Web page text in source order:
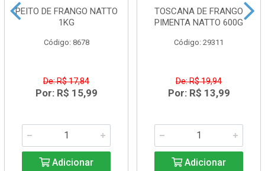
PEITO DE FRANGO NATTO
1KG
Código: 8678
De: R$ 17,84
Por: R$ 15,99
Adicionar
TOSCANA DE FRANGO
PIMENTA NATTO 600G
Código: 29311
De: R$ 19,94
Por: R$ 13,99
Adicionar